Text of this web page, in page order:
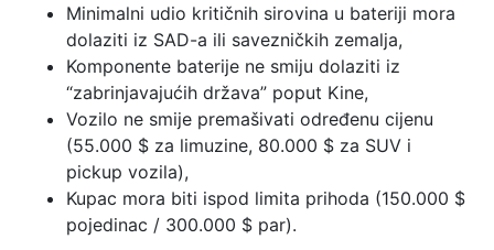
Minimalni udio kritičnih sirovina u bateriji mora
dolaziti iz SAD-a ili savezničkih zemalja,
Komponente baterije ne smiju dolaziti iz
“zabrinjavajućih država” poput Kine,
Vozilo ne smije premašivati određenu cijenu
(55.000 $ za limuzine, 80.000 $ za SUV i
pickup vozila),
Kupac mora biti ispod limita prihoda (150.000 $
pojedinac / 300.000 $ par).